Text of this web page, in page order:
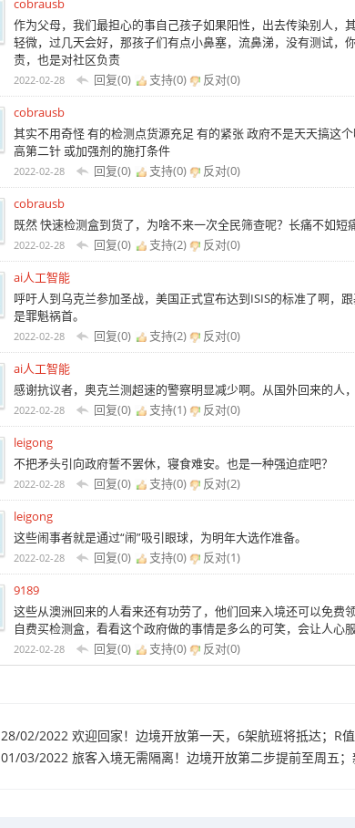
cobrausb
作为父母，我们最担心的事自己孩子如果阳性，出去传染别人，
轻微，过几天会好，那孩子们有点小鼻塞，流鼻涕，没有测试，
责，也是对社区负责
2022-02-28 回复(0) 支持(0) 反对(0)
cobrausb
其实不用奇怪 有的检测点货源充足 有的紧张 政府不是天天搞这
高第二针 或加强剂的施打条件
2022-02-28 回复(0) 支持(0) 反对(0)
cobrausb
既然 快速检测盒到货了，为啥不来一次全民筛查呢？长痛不如短
2022-02-28 回复(0) 支持(2) 反对(0)
ai人工智能
呼吁人到乌克兰参加圣战，美国正式宣布达到ISIS的标准了啊，
是罪魁祸首。
2022-02-28 回复(0) 支持(2) 反对(0)
ai人工智能
感谢抗议者，奥克兰测超速的警察明显减少啊。从国外回来的人
2022-02-28 回复(0) 支持(1) 反对(0)
leigong
不把矛头引向政府誓不罢休，寝食难安。也是一种强迫症吧？
2022-02-28 回复(0) 支持(0) 反对(2)
leigong
这些闹事者就是通过“闹”吸引眼球，为明年大选作准备。
2022-02-28 回复(0) 支持(0) 反对(1)
9189
这些从澳洲回来的人看来还有功劳了，他们回来入境还可以免费
自费买检测盒，看看这个政府做的事情是多么的可笑，会让人心服
2022-02-28 回复(0) 支持(0) 反对(0)
28/02/2022 欢迎回家！边境开放第一天，6架航班将抵达；R
01/03/2022 旅客入境无需隔离！边境开放第二步提前至周五